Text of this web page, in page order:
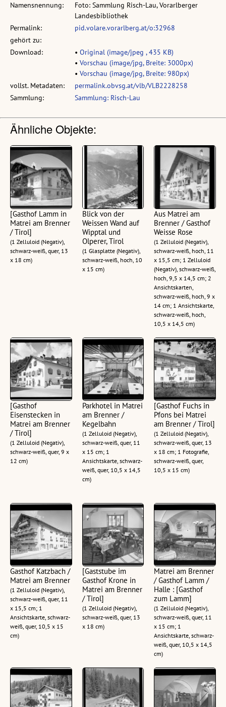
Namensnennung:
Foto: Sammlung Risch-Lau, Vorarlberger
Landesbibliothek
Permalink:
pid.volare.vorarlberg.at/o:32968
gehört zu:
Download:
• Original (image/jpeg , 435 KB)
• Vorschau (image/jpg, Breite: 3000px)
• Vorschau (image/jpg, Breite: 980px)
vollst. Metadaten:
permalink.obvsg.at/vlb/VLB2228258
Sammlung:
Sammlung: Risch-Lau
Ähnliche Objekte:
[Gasthof Lamm in
Matrei am Brenner
/ Tirol]
(1 Zelluloid (Negativ),
schwarz-weiß, quer, 13
x 18 cm)
Blick von der
Weissen Wand auf
Wipptal und
Olperer, Tirol
(1 Glasplatte (Negativ),
schwarz-weiß, hoch, 10
x 15 cm)
Aus Matrei am
Brenner / Gasthof
Weisse Rose
(1 Zelluloid (Negativ),
schwarz-weiß, hoch, 11
x 15,5 cm; 1 Zelluloid
(Negativ), schwarz-weiß,
hoch, 9,5 x 14,5 cm; 2
Ansichtskarten,
schwarz-weiß, hoch, 9 x
14 cm; 1 Ansichtskarte,
schwarz-weiß, hoch,
10,5 x 14,5 cm)
[Gasthof
Eisenstecken in
Matrei am Brenner
/ Tirol]
(1 Zelluloid (Negativ),
schwarz-weiß, quer, 9 x
12 cm)
Parkhotel in Matrei
am Brenner /
Kegelbahn
(1 Zelluloid (Negativ),
schwarz-weiß, quer, 11
x 15 cm; 1
Ansichtskarte, schwarz-
weiß, quer, 10,5 x 14,5
cm)
[Gasthof Fuchs in
Pfons bei Matrei
am Brenner / Tirol]
(1 Zelluloid (Negativ),
schwarz-weiß, quer, 13
x 18 cm; 1 Fotografie,
schwarz-weiß, quer,
10,5 x 15 cm)
Gasthof Katzbach /
Matrei am Brenner
(1 Zelluloid (Negativ),
schwarz-weiß, quer, 11
x 15,5 cm; 1
Ansichtskarte, schwarz-
weiß, quer, 10,5 x 15
cm)
[Gaststube im
Gasthof Krone in
Matrei am Brenner
/ Tirol]
(1 Zelluloid (Negativ),
schwarz-weiß, quer, 13
x 18 cm)
Matrei am Brenner
/ Gasthof Lamm /
Halle : [Gasthof
zum Lamm]
(1 Zelluloid (Negativ),
schwarz-weiß, quer, 11
x 15 cm; 1
Ansichtskarte, schwarz-
weiß, quer, 10,5 x 14,5
cm)